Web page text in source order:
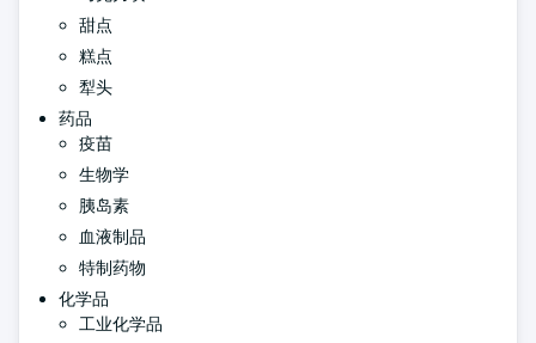
甜点
糕点
犁头
药品
疫苗
生物学
胰岛素
血液制品
特制药物
化学品
工业化学品